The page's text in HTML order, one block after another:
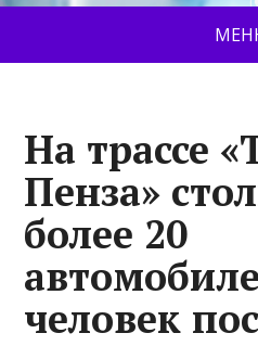
На трассе
Пенза»
более 20
человек